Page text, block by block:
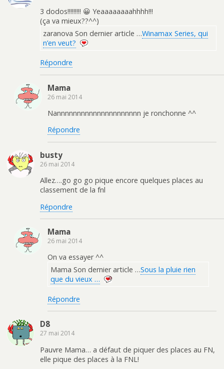
3 dodos!!!!!!!!! 😀 Yeaaaaaaaahhhh!!!
(ça va mieux??^^)
zaranova Son dernier article …Winamax Series, qui
n’en veut?
Répondre
Mama
26 mai 2014
Nannnnnnnnnnnnnnnnnnnnn je ronchonne ^^
Répondre
busty
26 mai 2014
Allez….go go go pique encore quelques places au
classement de la fnl
Répondre
Mama
26 mai 2014
On va essayer ^^
Mama Son dernier article …Sous la pluie rien
que du vieux …
Répondre
D8
27 mai 2014
Pauvre Mama… a défaut de piquer des places au FN,
elle pique des places à la FNL!